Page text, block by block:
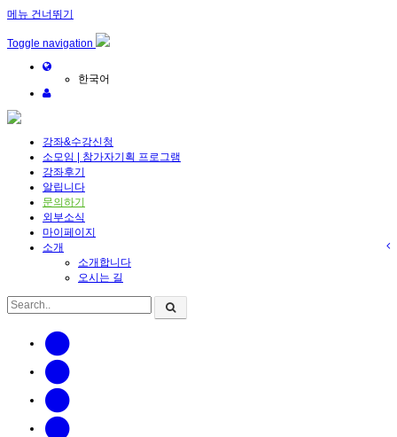
메뉴 건너뛰기
Toggle navigation
한국어
강좌&수강신청
소모임 | 참가자기획 프로그램
강좌후기
알립니다
문의하기
외부소식
마이페이지
소개
소개합니다
오시는 길